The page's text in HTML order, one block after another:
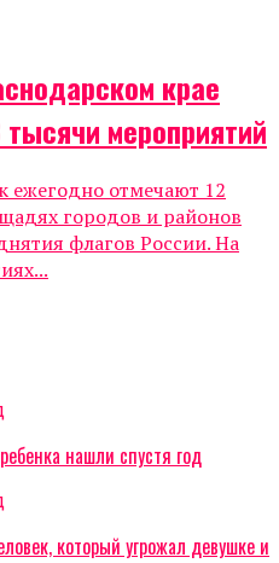
крае
мероприятий
ежегодно отмечают 12
городов и районов
флагов России. На
нашли спустя год
который угрожал девушке и